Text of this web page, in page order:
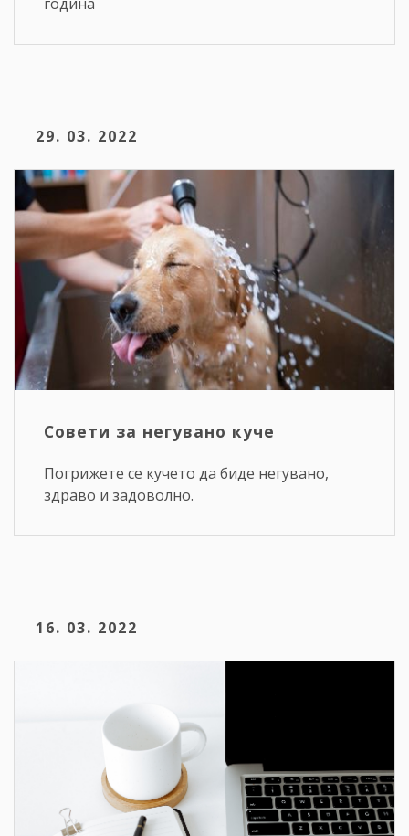
година
29. 03. 2022
Совети за негувано куче
Погрижете се кучето да биде негувано,
здраво и задоволно.
16. 03. 2022